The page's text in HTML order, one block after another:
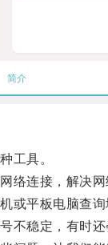
简介
工具。
连接，解决网
平板电脑查询
稳定，有时还